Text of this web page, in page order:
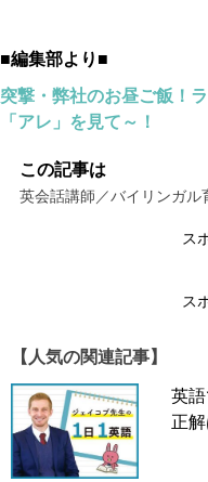
■編集部より■
突撃・弊社のお昼ご飯！
「アレ」を見て～！
この記事は
英会話講師／バイリンガル
ス
ス
【人気の関連記事】
英
正